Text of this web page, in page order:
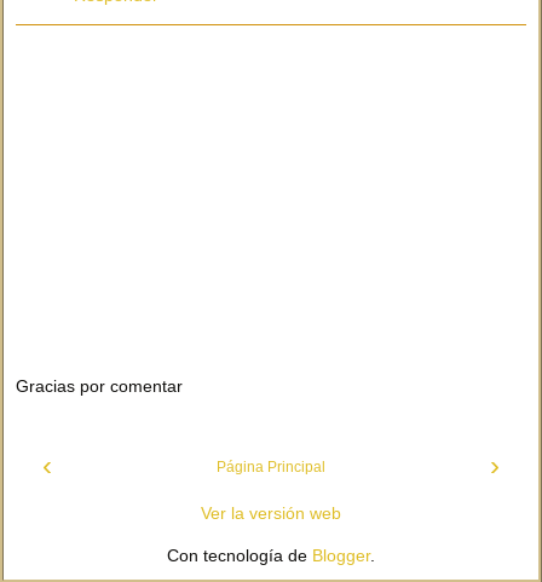
Gracias por comentar
‹ ›
Página Principal
Ver la versión web
Con tecnología de Blogger.